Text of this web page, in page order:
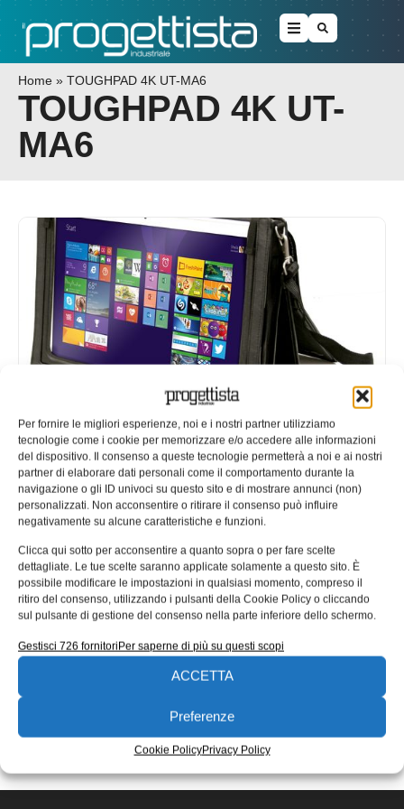
Per fornire le migliori esperienze, noi e i nostri partner utilizziamo
tecnologie come i cookie per memorizzare e/o accedere alle informazioni
del dispositivo. Il consenso a queste tecnologie permetterà a noi e ai nostri
partner di elaborare dati personali come il comportamento durante la
navigazione o gli ID univoci su questo sito e di mostrare annunci (non)
personalizzati. Non acconsentire o ritirare il consenso può influire
negativamente su alcune caratteristiche e funzioni.
Clicca qui sotto per acconsentire a quanto sopra o per fare scelte
dettagliate. Le tue scelte saranno applicate solamente a questo sito. È
possibile modificare le impostazioni in qualsiasi momento, compreso il
ritiro del consenso, utilizzando i pulsanti della Cookie Policy o cliccando
sul pulsante di gestione del consenso nella parte inferiore dello schermo.
Gestisci 726 fornitoriPer saperne di più su questi scopi
ACCETTA
Preferenze
Cookie PolicyPrivacy Policy
Home » TOUGHPAD 4K UT-MA6
TOUGHPAD 4K UT-
MA6
Il toughpad 4k di Panasonic per la
modellazione cad e 3d
TOUGHPAD 4K UT-MA6, il tablet 4K da 20 pollici
ultraperformante di Panasonic permette di trasformare il
metodo di lavoro di
Emanuela Bianchi 13/03/2014
EDICOLA WEB
ISCRIVITI ALLA NEWSLETTER